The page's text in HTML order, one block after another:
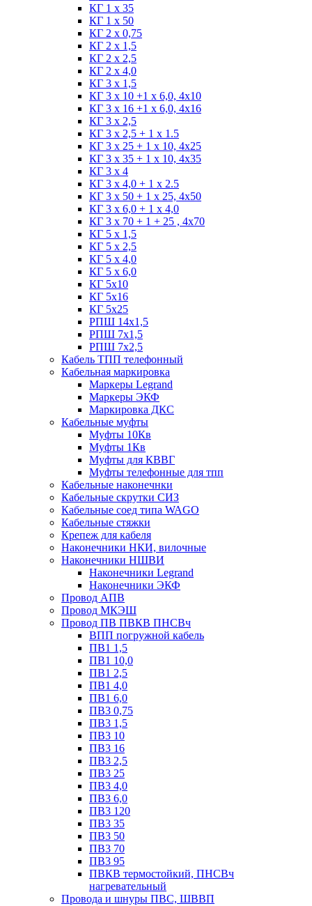
КГ 1 х 35
КГ 1 х 50
КГ 2 х 0,75
КГ 2 х 1,5
КГ 2 х 2,5
КГ 2 х 4,0
КГ 3 х 1,5
КГ 3 х 10 +1 x 6,0, 4х10
КГ 3 х 16 +1 x 6,0, 4х16
КГ 3 х 2,5
КГ 3 х 2,5 + 1 x 1.5
КГ 3 х 25 + 1 х 10, 4х25
КГ 3 х 35 + 1 x 10, 4х35
КГ 3 х 4
КГ 3 х 4,0 + 1 x 2.5
КГ 3 х 50 + 1 x 25, 4х50
КГ 3 х 6,0 + 1 x 4,0
КГ 3 х 70 + 1 + 25 , 4х70
КГ 5 х 1,5
КГ 5 х 2,5
КГ 5 х 4,0
КГ 5 х 6,0
КГ 5х10
КГ 5х16
КГ 5х25
РПШ 14х1,5
РПШ 7х1,5
РПШ 7х2,5
Кабель ТПП телефонный
Кабельная маркировка
Маркеры Legrand
Маркеры ЭКФ
Маркировка ДКС
Кабельные муфты
Муфты 10Кв
Муфты 1Кв
Муфты для КВВГ
Муфты телефонные для тпп
Кабельные наконечнки
Кабельные скрутки СИЗ
Кабельные соед типа WAGO
Кабельные стяжки
Крепеж для кабеля
Наконечники НКИ, вилочные
Наконечники НШВИ
Наконечники Legrand
Наконечники ЭКФ
Провод АПВ
Провод МКЭШ
Провод ПВ ПВКВ ПНСВч
ВПП погружной кабель
ПВ1 1,5
ПВ1 10,0
ПВ1 2,5
ПВ1 4,0
ПВ1 6,0
ПВ3 0,75
ПВ3 1,5
ПВ3 10
ПВ3 16
ПВ3 2,5
ПВ3 25
ПВ3 4,0
ПВ3 6,0
ПВ3 120
ПВ3 35
ПВ3 50
ПВ3 70
ПВ3 95
ПВКВ термостойкий, ПНСВч
нагревательный
Провода и шнуры ПВС, ШВВП